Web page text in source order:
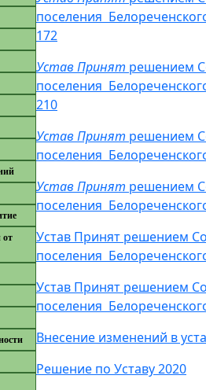
от
поселения
172
Устав Принят решением
поселения
210
Устав Принят решением
поселения
Устав Принят решением
поселения
Устав Принят решением
поселения
Устав Принят решением
поселения
Внесение изменений в
Решение по Уставу 2020